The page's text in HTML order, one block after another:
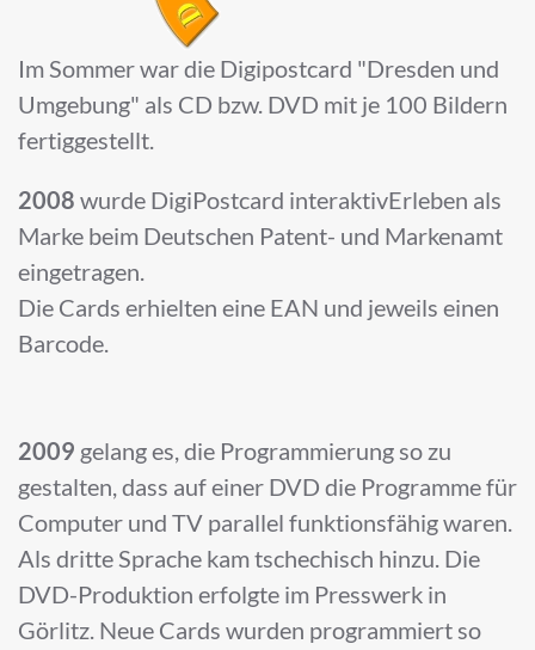
Im Sommer war die Digipostcard "Dresden und
Umgebung" als CD bzw. DVD mit je 100 Bildern
fertiggestellt.
2008 wurde DigiPostcard interaktivErleben als
Marke beim Deutschen Patent- und Markenamt
eingetragen.
Die Cards erhielten eine EAN und jeweils einen
Barcode.
2009 gelang es, die Programmierung so zu
gestalten, dass auf einer DVD die Programme für
Computer und TV parallel funktionsfähig waren.
Als dritte Sprache kam tschechisch hinzu. Die
DVD-Produktion erfolgte im Presswerk in
Görlitz. Neue Cards wurden programmiert so